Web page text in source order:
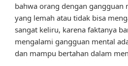
bahwa orang dengan gangguan
yang lemah atau tidak bisa
sangat keliru, karena faktanya
mengalami gangguan mental
dan mampu bertahan dalam